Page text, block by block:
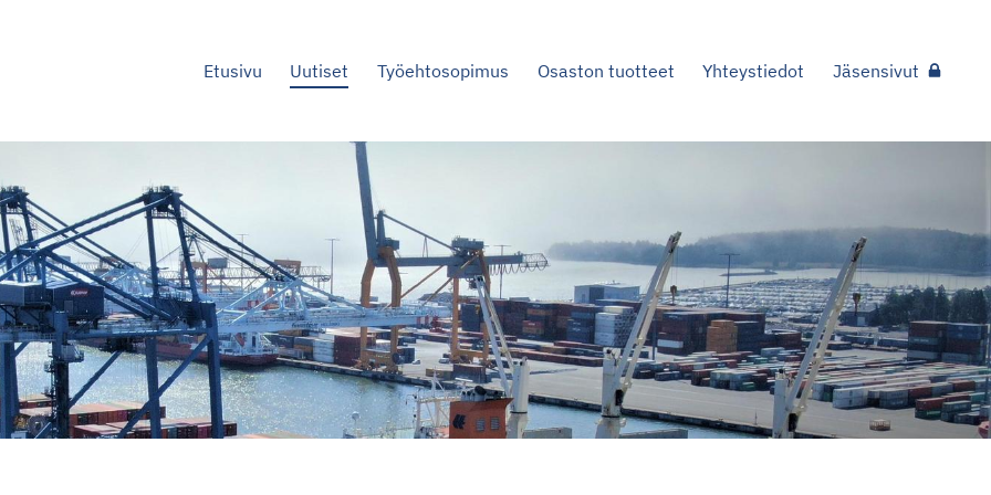
Etusivu Uutiset Työehtosopimus Osaston tuotteet Yhteystiedot Jäsensivut